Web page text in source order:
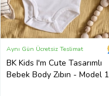
BK Kids I'm Cute Tasarımlı
Bebek Body Zıbın - Model 1
Aynı Gün Ücretsiz Teslimat